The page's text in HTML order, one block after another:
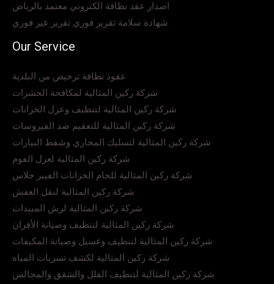
اصدار عقد نظافة الكتروني معتمد بالرياض
شهادة سلامة تقرير فوري تقرير غير فوري
Our Service
عقود نظافة ترخيص من البلدية
شركة ركين المثالية لمكافحة الحشرات
شركة ركين المثالية لتنظيف وعزل الخزانات
شركة ركين المثالية للتعقيم ضد الفيروسات
شركة ركين المثالية لتسليك المجاري وشفط البيارات
شركة ركين المثالية لعزل الفوم
شركة ركين المثالية للحام الخزانات الفيبر جلاس
شركة ركين المثالية لنقل العفش
شركة ركين المثالية لرش المبيدات
شركة ركين المثالية لتنظيف وصيانة الأفران
شركة ركين المثالية لتنظيف وغسيل وصيانة المكيفات
شركة ركين المثالية لكشف تسربات المياه
شركة ركين المثالية لتنظيف الفلل والشقق والمجالس